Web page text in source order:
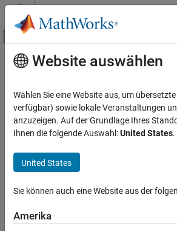
Weiter zum Inhalt
Umschaltung für Off-
Ressource
Hauptinhalt
Website auswählen
Wählen Sie eine Website aus, um
verfügbar) sowie lokale Veranstaltungen
anzuzeigen. Auf der Grundlage Ihres
Ihnen die folgende Auswahl:United States.
United States
Sie können auch eine Website aus der
Amerika